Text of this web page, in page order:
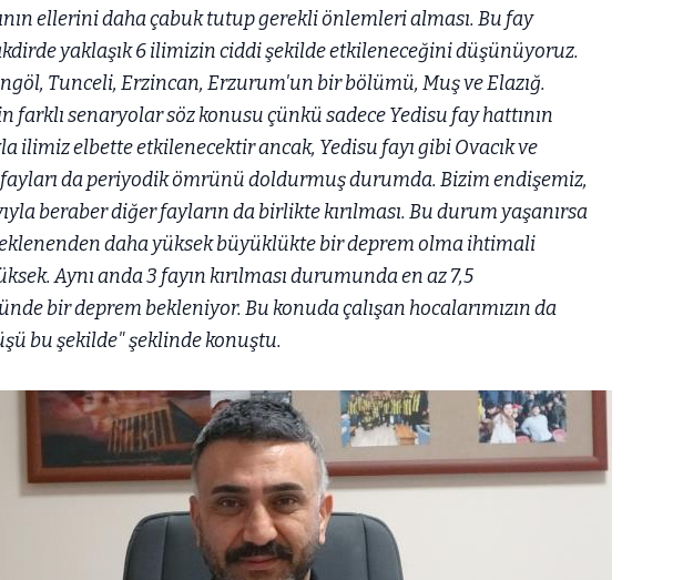
ellerini daha çabuk tutup gerekli önlemleri alması. Bu fay
yaklaşık 6 ilimizin ciddi şekilde etkileneceğini düşünüyoruz.
Tunceli, Erzincan, Erzurum'un bir bölümü, Muş ve Elazığ.
farklı senaryolar söz konusu çünkü sadece Yedisu fay hattının
ilimiz elbette etkilenecektir ancak, Yedisu fayı gibi Ovacık ve
fayları da periyodik ömrünü doldurmuş durumda. Bizim endişemiz,
beraber diğer fayların da birlikte kırılması. Bu durum yaşanırsa
daha yüksek büyüklükte bir deprem olma ihtimali
Aynı anda 3 fayın kırılması durumunda en az 7,5
bir deprem bekleniyor. Bu konuda çalışan hocalarımızın da
bu şekilde" şeklinde konuştu.